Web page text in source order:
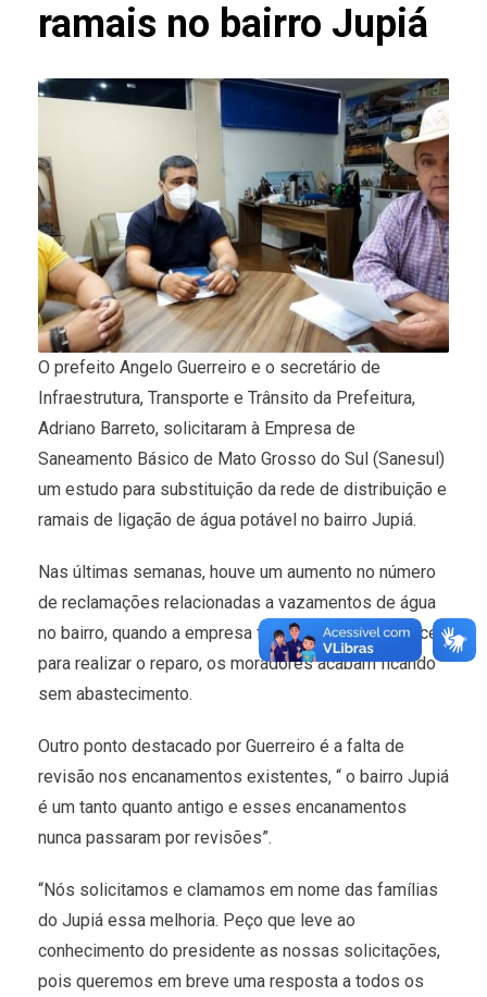
ramais no bairro Jupiá
O prefeito Angelo Guerreiro e o secretário de
Infraestrutura, Transporte e Trânsito da Prefeitura,
Adriano Barreto, solicitaram à Empresa de
Saneamento Básico de Mato Grosso do Sul (Sanesul)
um estudo para substituição da rede de distribuição e
ramais de ligação de água potável no bairro Jupiá.
Nas últimas semanas, houve um aumento no número
de reclamações relacionadas a vazamentos de água
no bairro, quando a empresa fornecedora comparece
para realizar o reparo, os moradores acabam ficando
sem abastecimento.
Outro ponto destacado por Guerreiro é a falta de
revisão nos encanamentos existentes, “ o bairro Jupiá
é um tanto quanto antigo e esses encanamentos
nunca passaram por revisões”.
“Nós solicitamos e clamamos em nome das famílias
do Jupiá essa melhoria. Peço que leve ao
conhecimento do presidente as nossas solicitações,
pois queremos em breve uma resposta a todos os